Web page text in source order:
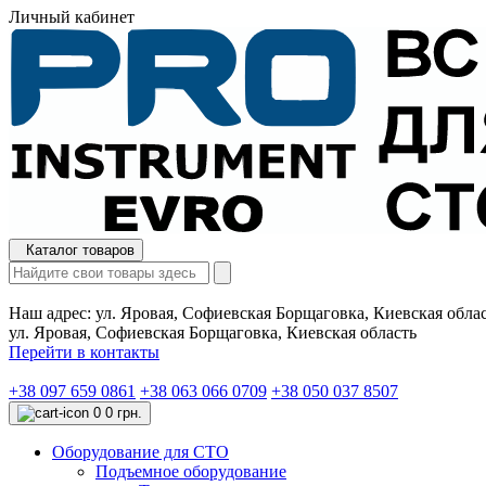
Личный кабинет
Каталог товаров
Наш адрес: ул. Яровая, Софиевская Борщаговка, Киевская
ул. Яровая, Софиевская Борщаговка, Киевская область
Перейти в контакты
+38 097 659 0861 +38 063 066 0709 +38 050 037 8507
0 0 грн.
Оборудование для СТО
Подъемное оборудование